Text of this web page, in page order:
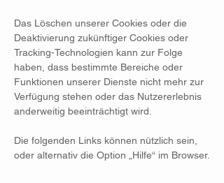
Das Löschen unserer Cookies oder die
Deaktivierung zukünftiger Cookies oder
Tracking-Technologien kann zur Folge
haben, dass bestimmte Bereiche oder
Funktionen unserer Dienste nicht mehr zur
Verfügung stehen oder das Nutzererlebnis
anderweitig beeinträchtigt wird.
Die folgenden Links können nützlich sein,
oder alternativ die Option „Hilfe“ im Browser.